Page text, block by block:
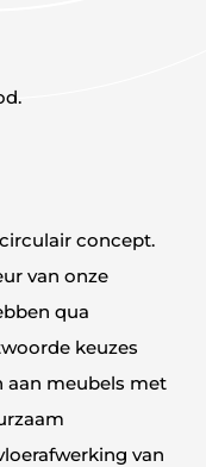
concept.
van onze
qua
keuzes
aan meubels met
van